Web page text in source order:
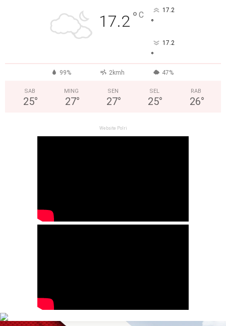
17.2 ° C 17.2
°
17.2
°
99% 2kmh 47%
SAB
25°
MING
27°
SEN
27°
SEL
25°
RAB
26°
Website Polri